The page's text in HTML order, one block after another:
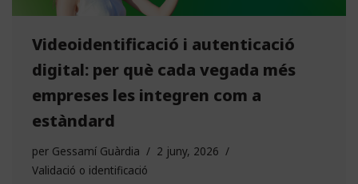
Videoidentificació i autenticació
digital: per què cada vegada més
empreses les integren com a
estàndard
per Gessamí Guàrdia
2 juny, 2026
Validació o identificació